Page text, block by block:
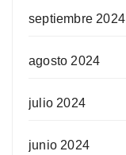
septiembre 2024
agosto 2024
julio 2024
junio 2024